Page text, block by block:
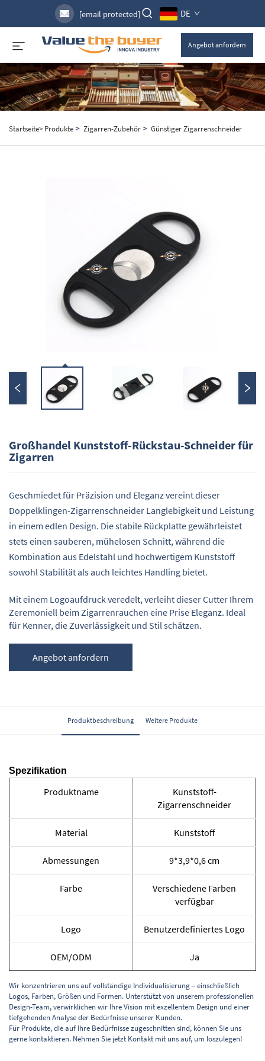
[email protected] DE
Angebot anfordern
Startseite> Produkte> Zigarren-Zubehör> Günstiger Zigarrenschneider
Großhandel Kunststoff-Rückstau-Schneider für
Zigarren
Geschmiedet für Präzision und Eleganz vereint dieser
Doppelklingen-Zigarrenschneider Langlebigkeit und Leistung
in einem edlen Design. Die stabile Rückplatte gewährleistet
stets einen sauberen, mühelosen Schnitt, während die
Kombination aus Edelstahl und hochwertigem Kunststoff
sowohl Stabilität als auch leichtes Handling bietet.
Mit einem Logoaufdruck veredelt, verleiht dieser Cutter Ihrem
Zeremoniell beim Zigarrenrauchen eine Prise Eleganz. Ideal
für Kenner, die Zuverlässigkeit und Stil schätzen.
Angebot anfordern
Produktbeschreibung Weitere Produkte
Spezifikation
Produktname
Kunststoff-
Zigarrenschneider
Material Kunststoff
Abmessungen 9*3,9*0,6 cm
Farbe
Verschiedene Farben
verfügbar
Logo Benutzerdefiniertes Logo
OEM/ODM Ja
Wir konzentrieren uns auf vollständige Individualisierung – einschließlich
Logos, Farben, Größen und Formen. Unterstützt von unserem professionellen
Design-Team, verwirklichen wir Ihre Vision mit exzellentem Design und einer
tiefgehenden Analyse der Bedürfnisse unserer Kunden.
Für Produkte, die auf Ihre Bedürfnisse zugeschnitten sind, können Sie uns
gerne kontaktieren. Nehmen Sie jetzt Kontakt mit uns auf, um loszulegen!